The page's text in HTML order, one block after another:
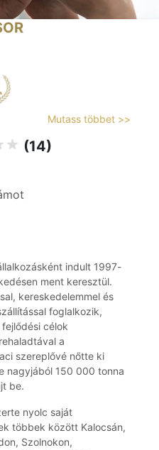
Mutass többet >>
(14)
indult 1997-
ment keresztül.
kereskedelemmel és
foglalkozik,
célok
a
szereplővé nőtte ki
nagyjából 150 000 tonna
be.
nyolc saját
többek között Kalocsán,
Szolnokon,